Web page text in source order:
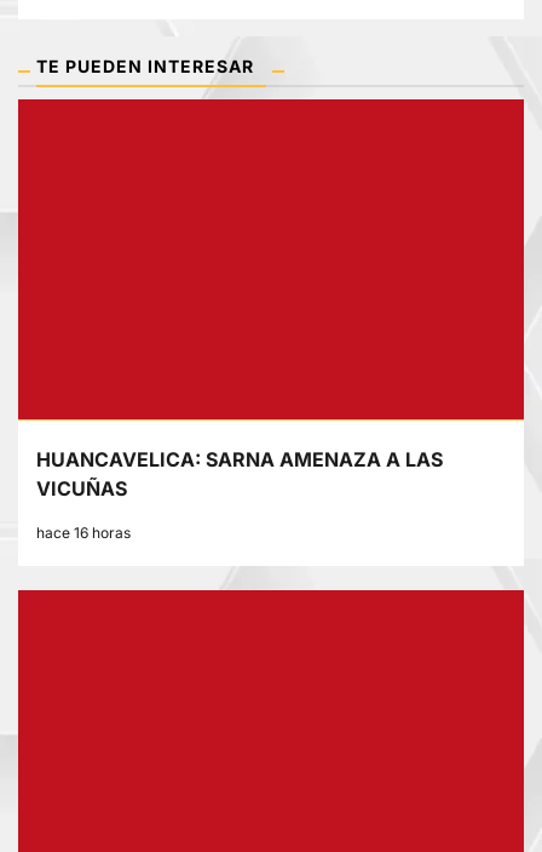
TE PUEDEN INTERESAR
HUANCAVELICA: SARNA AMENAZA A LAS
VICUÑAS
hace 16 horas